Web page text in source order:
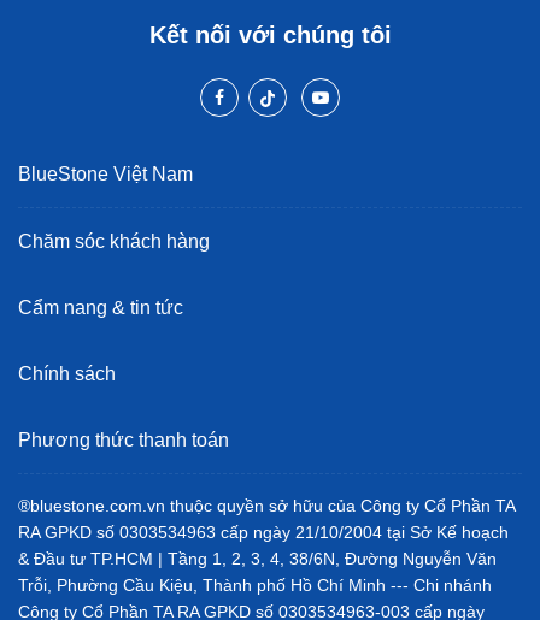
Kết nối với chúng tôi
BlueStone Việt Nam
Chăm sóc khách hàng
Cẩm nang & tin tức
Chính sách
Phương thức thanh toán
®bluestone.com.vn thuộc quyền sở hữu của Công ty Cổ Phần TA
RA GPKD số 0303534963 cấp ngày 21/10/2004 tại Sở Kế hoạch
& Đầu tư TP.HCM | Tầng 1, 2, 3, 4, 38/6N, Đường Nguyễn Văn
Trỗi, Phường Cầu Kiệu, Thành phố Hồ Chí Minh --- Chi nhánh
Công ty Cổ Phần TA RA GPKD số 0303534963-003 cấp ngày